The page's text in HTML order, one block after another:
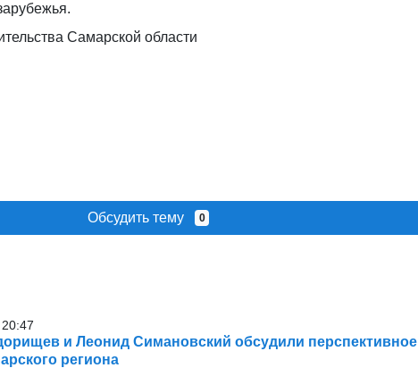
Самарской области
Обсудить тему 0
20:47
и Леонид Симановский обсудили перспективное
региона